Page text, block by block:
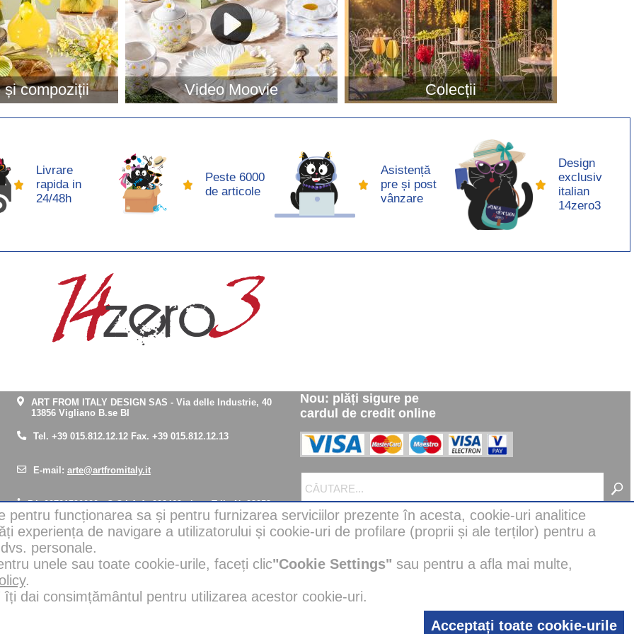
și compoziții Video Moovie Colecții
Livrare
rapida in
24/48h
Peste 6000
de articole
Asistență
pre și post
vânzare
Design
exclusiv
italian
14zero3
ART FROM ITALY DESIGN SAS - Via delle Industrie, 40
13856 Vigliano B.se BI
Tel. +39 015.812.12.12Fax. +39 015.812.12.13
E-mail: arte@artfromitaly.it
P.I. 02721590020 - C.C.I.A.A. 208469 - Iscr. Trib. N. 23253
IBAN for Italy: IT37R0306922300100000005041 Intesa San
IBAN pentru alte țări:
IT37R0306922300100000005041 Intesa San
Paolo
Nou: plăți sigure pe
cardul de credit online
în fundaluri sau îmbunătățite în setări cu ajutorul inteligenței artificiale în scopuri creative și ilustrative.
au fost proiectate și proiectateexclusivde designerii noștri, fără
pentru funcționarea sa și pentru furnizarea serviciilor prezente în acesta, cookie-uri analitice
experiența de navigare a utilizatorului și cookie-uri de profilare (proprii și ale terților) pentru a
personale.
unele sau toate cookie-urile, faceți clic"Cookie Settings" sau pentru a afla mai multe,
.
îți dai consimțământul pentru utilizarea acestor cookie-uri.